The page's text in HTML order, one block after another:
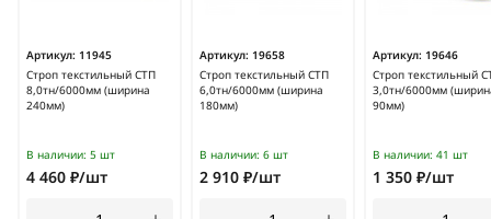
Артикул: 11945
Строп текстильный СТП
8,0тн/6000мм (ширина
240мм)
В наличии: 5 шт
4 460 ₽/шт
Артикул: 19658
Строп текстильный СТП
6,0тн/6000мм (ширина
180мм)
В наличии: 6 шт
2 910 ₽/шт
Артикул: 19646
Строп текстильный
3,0тн/6000мм
90мм)
В наличии: 41 шт
1 350 ₽/шт